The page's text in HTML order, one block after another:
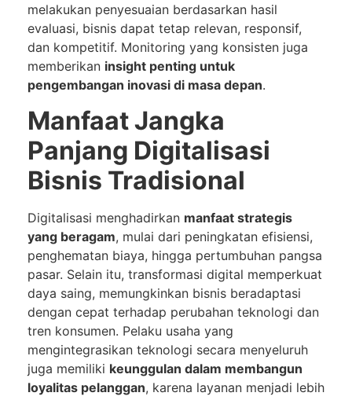
melakukan penyesuaian berdasarkan hasil
evaluasi, bisnis dapat tetap relevan, responsif,
dan kompetitif. Monitoring yang konsisten juga
memberikan insight penting untuk
pengembangan inovasi di masa depan.
Manfaat Jangka
Panjang Digitalisasi
Bisnis Tradisional
Digitalisasi menghadirkan manfaat strategis
yang beragam, mulai dari peningkatan efisiensi,
penghematan biaya, hingga pertumbuhan pangsa
pasar. Selain itu, transformasi digital memperkuat
daya saing, memungkinkan bisnis beradaptasi
dengan cepat terhadap perubahan teknologi dan
tren konsumen. Pelaku usaha yang
mengintegrasikan teknologi secara menyeluruh
juga memiliki keunggulan dalam membangun
loyalitas pelanggan, karena layanan menjadi lebih